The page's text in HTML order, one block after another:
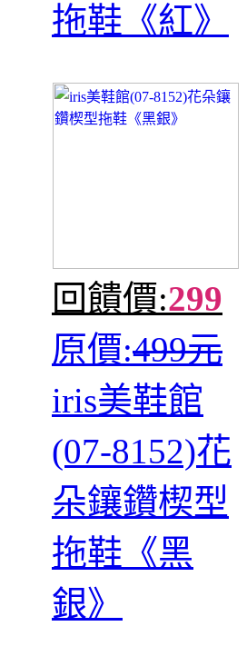
拖鞋《紅》
回饋價:299
原價:499元
iris美鞋館
(07-8152)花
朵鑲鑽楔型
拖鞋《黑
銀》